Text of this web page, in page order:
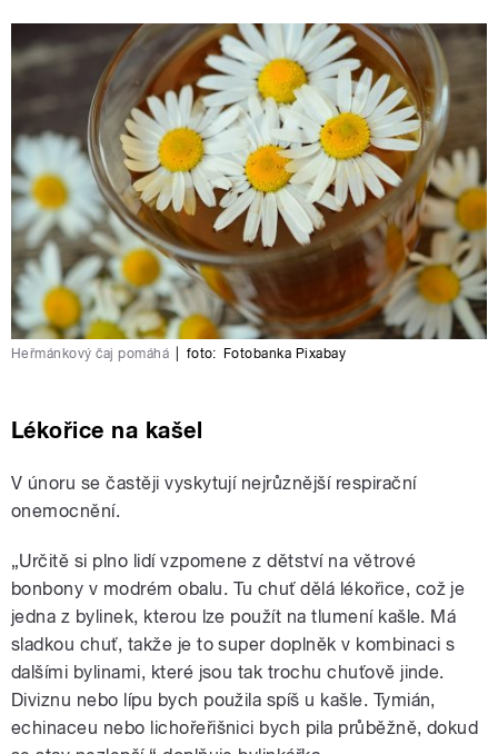
Heřmánkový čaj pomáhá foto: Fotobanka Pixabay
Lékořice na kašel
V únoru se častěji vyskytují nejrůznější respirační
onemocnění.
„Určitě si plno lidí vzpomene z dětství na větrové
bonbony v modrém obalu. Tu chuť dělá lékořice, což je
jedna z bylinek, kterou lze použít na tlumení kašle. Má
sladkou chuť, takže je to super doplněk v kombinaci s
dalšími bylinami, které jsou tak trochu chuťově jinde.
Diviznu nebo lípu bych použila spíš u kašle. Tymián,
echinaceu nebo lichořeřišnici bych pila průběžně, dokud